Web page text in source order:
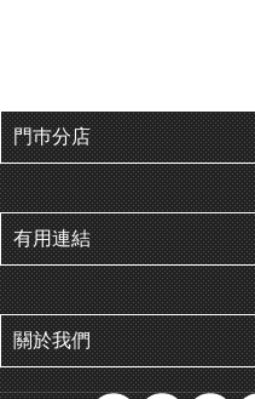
門巿分店
有用連結
關於我們